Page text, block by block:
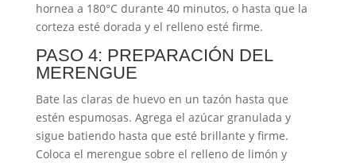
hornea a 180°C durante 40 minutos, o hasta que la
corteza esté dorada y el relleno esté firme.
PASO 4: PREPARACIÓN DEL
MERENGUE
Bate las claras de huevo en un tazón hasta que
estén espumosas. Agrega el azúcar granulada y
sigue batiendo hasta que esté brillante y firme.
Coloca el merengue sobre el relleno de limón y